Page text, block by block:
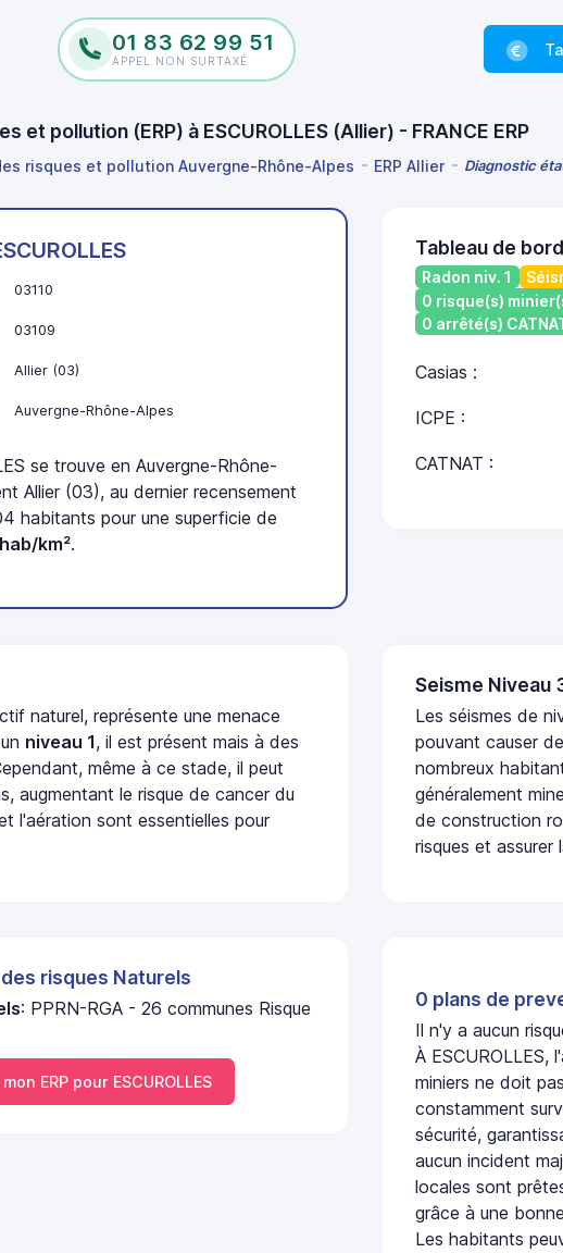
01 83 62 99 51
APPEL NON SURTAXÉ
et pollution (ERP) à ESCUROLLES (Allier) - FRANCE ERP
risques et pollution Auvergne-Rhône-Alpes ERP Allier Diagnostic
03110
03109
Allier (03)
Auvergne-Rhône-Alpes
se trouve en Auvergne-Rhône-
Allier (03), au dernier recensement
habitants pour une superficie de
km².
Tableau de
Radon niv. 1
0 risque(s)
0 arrêté(s)
Casias :
ICPE :
CATNAT :
naturel, représente une menace
niveau 1, il est présent mais à des
même à ce stade, il peut
augmentant le risque de cancer du
l'aération sont essentielles pour
Seisme Niveau
Les séismes de
pouvant causer
nombreux
généralement
de construction
risques et assurer
risques Naturels
: PPRN-RGA - 26 communes Risque
ERP pour ESCUROLLES
0 plans de
Il n'y a aucun
À ESCUROLLES,
miniers ne doit
constamment
sécurité,
aucun incident
locales sont
grâce à une
Les habitants